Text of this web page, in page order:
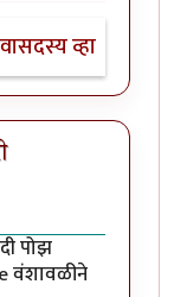
सदस्य व्हा
पोझ
वंशावळीने